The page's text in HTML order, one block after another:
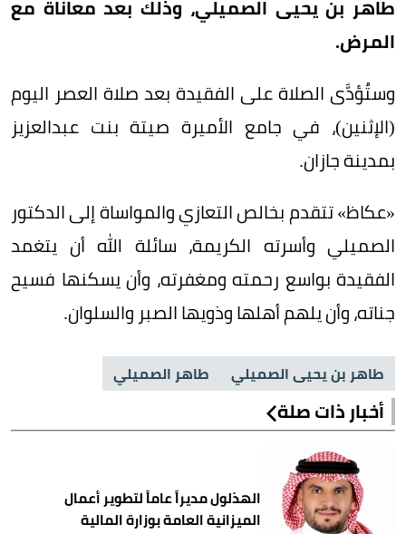
طاهر بن يحيى الصميلي، وذلك بعد معاناة مع
المرض.
وستُؤدَّى الصلاة على الفقيدة بعد صلاة العصر اليوم
(الإثنين)، في جامع الأميرة صيتة بنت عبدالعزيز
بمدينة جازان.
«عكاظ» تتقدم بخالص التعازي والمواساة إلى الدكتور
الصميلي وأسرته الكريمة، سائلة الله أن يتغمد
الفقيدة بواسع رحمته ومغفرته، وأن يسكنها فسيح
جناته، وأن يلهم أهلها وذويها الصبر والسلوان.
طاهر بن يحيى الصميلي طاهر الصميلي
أخبار ذات صلة
الهذلول مديراً عاماً لتطوير أعمال
الميزانية العامة بوزارة المالية